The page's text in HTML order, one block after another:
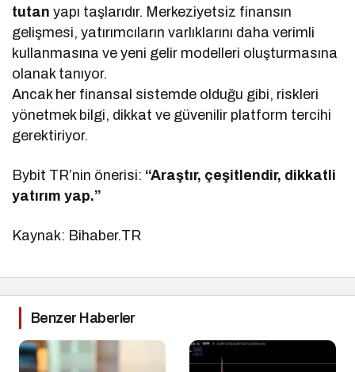
tutan yapı taşlarıdır. Merkeziyetsiz finansın
gelişmesi, yatırımcıların varlıklarını daha verimli
kullanmasına ve yeni gelir modelleri oluşturmasına
olanak tanıyor.
Ancak her finansal sistemde olduğu gibi, riskleri
yönetmek bilgi, dikkat ve güvenilir platform tercihi
gerektiriyor.
Bybit TR’nin önerisi: “Araştır, çeşitlendir, dikkatli
yatırım yap.”
Kaynak: Bihaber.TR
Benzer Haberler